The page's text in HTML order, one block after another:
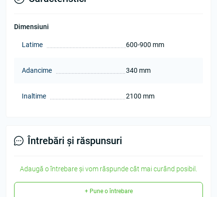
Dimensiuni
Latime 600-900 mm
Adancime 340 mm
Inaltime 2100 mm
Întrebări și răspunsuri
Adaugă o întrebare și vom răspunde cât mai curând posibil.
+ Pune o întrebare